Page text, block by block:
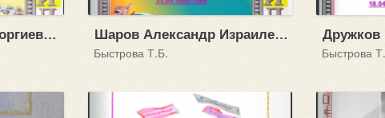
Губарев Виталий Георгиевич (30.08.1912 - 1981) Шаров Александр Израилевич (25.04.1909 - 1984)
Быстрова Т.Б. Быстрова